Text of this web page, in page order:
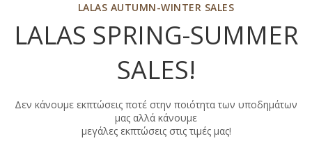
LALAS AUTUMN-WINTER SALES
LALAS SPRING-SUMMER
SALES!
Δεν κάνουμε εκπτώσεις ποτέ στην ποιότητα των υποδημάτων
μας αλλά κάνουμε
μεγάλες εκπτώσεις στις τιμές μας!